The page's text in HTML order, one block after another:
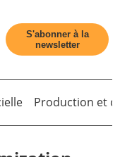
S'abonner à la
newsletter
Production et